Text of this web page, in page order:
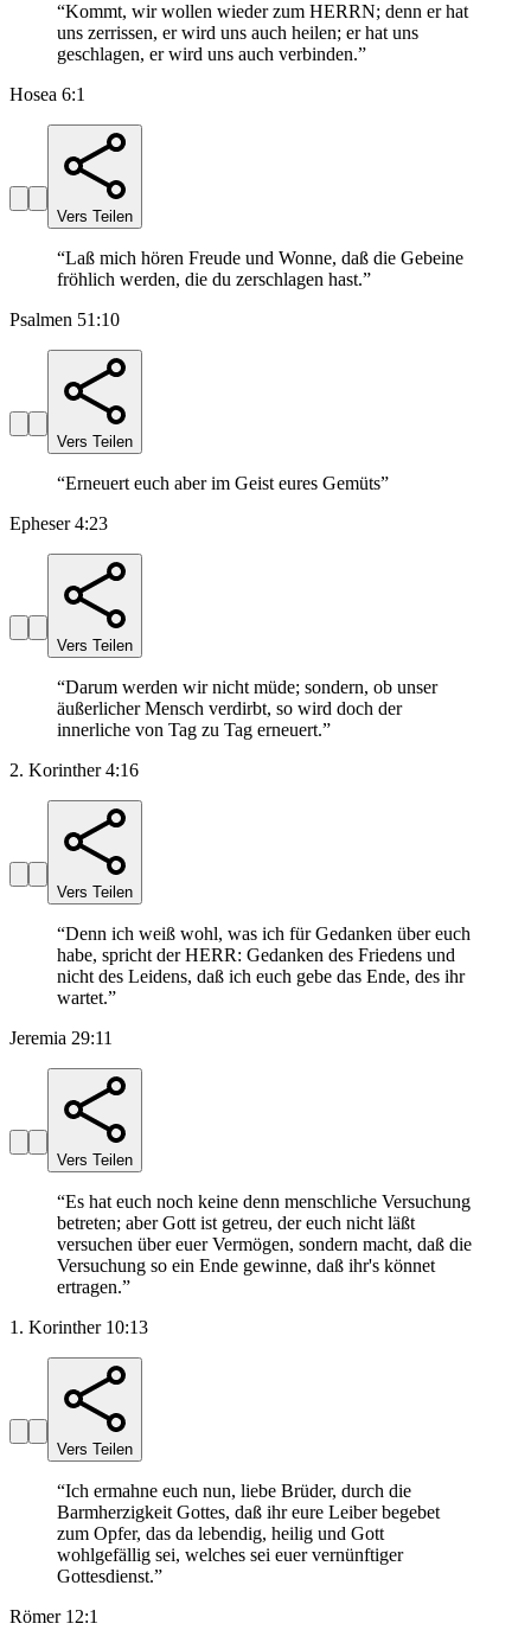
“Kommt, wir wollen wieder zum HERRN; denn er hat
uns zerrissen, er wird uns auch heilen; er hat uns
geschlagen, er wird uns auch verbinden.”
Hosea 6:1
Vers Teilen
“Laß mich hören Freude und Wonne, daß die Gebeine
fröhlich werden, die du zerschlagen hast.”
Psalmen 51:10
Vers Teilen
“Erneuert euch aber im Geist eures Gemüts”
Epheser 4:23
Vers Teilen
“Darum werden wir nicht müde; sondern, ob unser
äußerlicher Mensch verdirbt, so wird doch der
innerliche von Tag zu Tag erneuert.”
2. Korinther 4:16
Vers Teilen
“Denn ich weiß wohl, was ich für Gedanken über euch
habe, spricht der HERR: Gedanken des Friedens und
nicht des Leidens, daß ich euch gebe das Ende, des ihr
wartet.”
Jeremia 29:11
Vers Teilen
“Es hat euch noch keine denn menschliche Versuchung
betreten; aber Gott ist getreu, der euch nicht läßt
versuchen über euer Vermögen, sondern macht, daß die
Versuchung so ein Ende gewinne, daß ihr's könnet
ertragen.”
1. Korinther 10:13
Vers Teilen
“Ich ermahne euch nun, liebe Brüder, durch die
Barmherzigkeit Gottes, daß ihr eure Leiber begebet
zum Opfer, das da lebendig, heilig und Gott
wohlgefällig sei, welches sei euer vernünftiger
Gottesdienst.”
Römer 12:1